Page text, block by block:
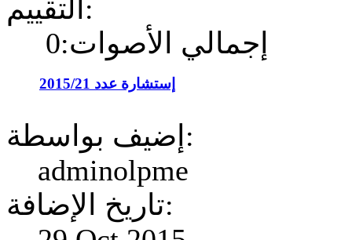
التقييم:
إجمالي الأصوات:0
إستشارة عدد 2015/21
إضيف بواسطة:
adminolpme
تاريخ الإضافة: